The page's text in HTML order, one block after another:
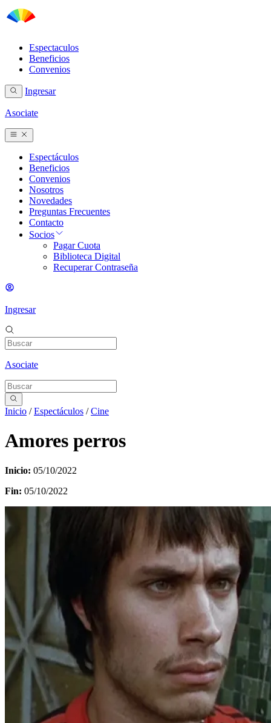
Espectaculos
Beneficios
Convenios
Ingresar
Asociate
Espectáculos
Beneficios
Convenios
Nosotros
Novedades
Preguntas Frecuentes
Contacto
Socios
Pagar Cuota
Biblioteca Digital
Recuperar Contraseña
Ingresar
Asociate
Inicio /Espectáculos /Cine
Amores perros
Inicio: 05/10/2022
Fin: 05/10/2022